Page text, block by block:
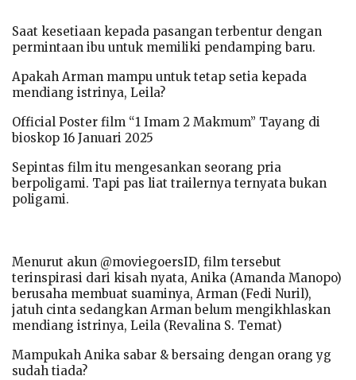
Saat kesetiaan kepada pasangan terbentur dengan
permintaan ibu untuk memiliki pendamping baru.
Apakah Arman mampu untuk tetap setia kepada
mendiang istrinya, Leila?
Official Poster film “1 Imam 2 Makmum” Tayang di
bioskop 16 Januari 2025
Sepintas film itu mengesankan seorang pria
berpoligami. Tapi pas liat trailernya ternyata bukan
poligami.
Menurut akun @moviegoersID, film tersebut
terinspirasi dari kisah nyata, Anika (Amanda Manopo)
berusaha membuat suaminya, Arman (Fedi Nuril),
jatuh cinta sedangkan Arman belum mengikhlaskan
mendiang istrinya, Leila (Revalina S. Temat)
Mampukah Anika sabar & bersaing dengan orang yg
sudah tiada?